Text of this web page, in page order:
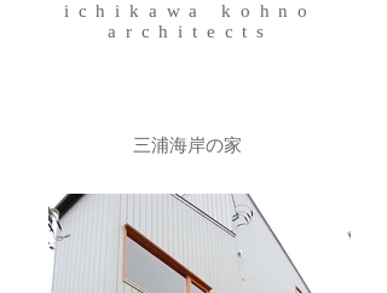
ichikawa kohno
architects
三浦海岸の家